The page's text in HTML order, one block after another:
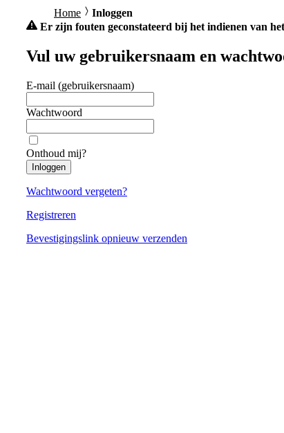
Home
Inloggen
Er zijn fouten geconstateerd bij het indienen van
Vul uw gebruikersnaam en
E-mail (gebruikersnaam)
Wachtwoord
Onthoud mij?
Inloggen
Wachtwoord vergeten?
Registreren
Bevestigingslink opnieuw verzenden